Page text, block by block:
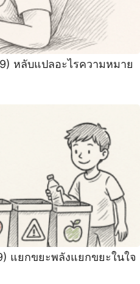
หลับแปลอะไรความหมาย
แยกขยะพลังแยกขยะในใจ